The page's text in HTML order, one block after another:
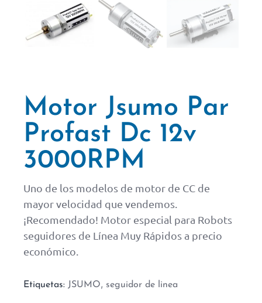
Motor Jsumo Par
Profast Dc 12v
3000RPM
Uno de los modelos de motor de CC de
mayor velocidad que vendemos.
¡Recomendado! Motor especial para Robots
seguidores de Línea Muy Rápidos a precio
económico.
Etiquetas: JSUMO, seguidor de linea